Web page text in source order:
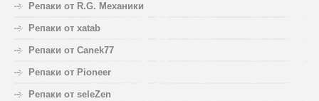
Репаки от R.G. Механики
Репаки от xatab
Репаки от Canek77
Репаки от Pioneer
Репаки от seleZen